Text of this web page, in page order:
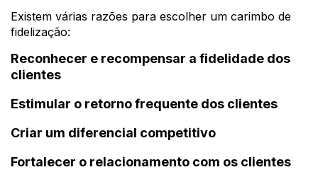
Existem várias razões para escolher um carimbo de
fidelização:
Reconhecer e recompensar a fidelidade dos
clientes
Estimular o retorno frequente dos clientes
Criar um diferencial competitivo
Fortalecer o relacionamento com os clientes